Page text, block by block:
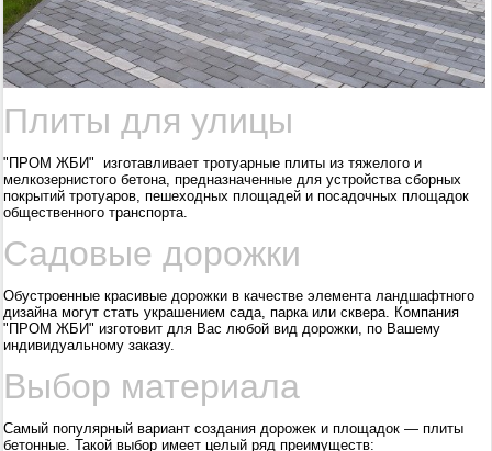
Плиты для улицы
"ПРОМ ЖБИ" изготавливает тротуарные плиты из тяжелого и
мелкозернистого бетона, предназначенные для устройства сборных
покрытий тротуаров, пешеходных площадей и посадочных площадок
общественного транспорта.
Садовые дорожки
Обустроенные красивые дорожки в качестве элемента ландшафтного
дизайна могут стать украшением сада, парка или сквера. Компания
"ПРОМ ЖБИ" изготовит для Вас любой вид дорожки, по Вашему
индивидуальному заказу.
Выбор материала
Самый популярный вариант создания дорожек и площадок — плиты
бетонные. Такой выбор имеет целый ряд преимуществ: